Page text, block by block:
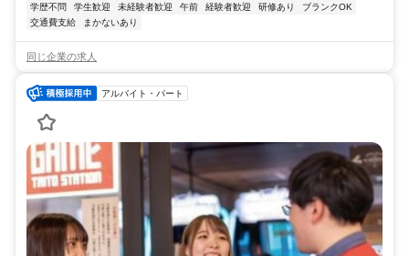
学歴不問
学生歓迎 未経験者歓迎 午前 経験者歓迎 研修あり
ブランクOK
交通費支給
まかないあり
同じ企業の求人
アルバイト・パート